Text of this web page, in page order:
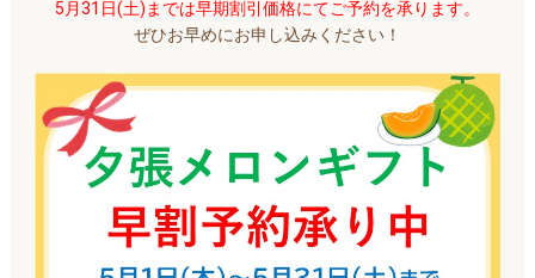
5月31日(土)までは早期割引価格にてご予約を承ります。
ぜひお早めにお申し込みください！